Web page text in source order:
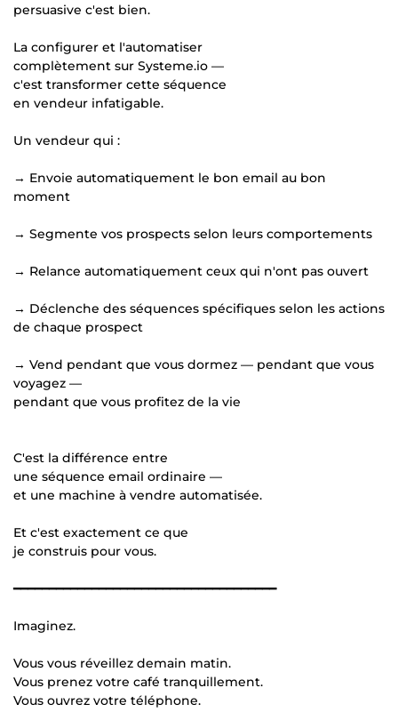
persuasive c'est bien.
La configurer et l'automatiser
complètement sur Systeme.io —
c'est transformer cette séquence
en vendeur infatigable.
Un vendeur qui :
→ Envoie automatiquement le bon email au bon
moment
→ Segmente vos prospects selon leurs comportements
→ Relance automatiquement ceux qui n'ont pas ouvert
→ Déclenche des séquences spécifiques selon les actions
de chaque prospect
→ Vend pendant que vous dormez — pendant que vous
voyagez —
pendant que vous profitez de la vie
C'est la différence entre
une séquence email ordinaire —
et une machine à vendre automatisée.
Et c'est exactement ce que
je construis pour vous.
━━━━━━━━━━━━━━━━━━━━━━━━━━━━━━━━━━━━━
Imaginez.
Vous vous réveillez demain matin.
Vous prenez votre café tranquillement.
Vous ouvrez votre téléphone.